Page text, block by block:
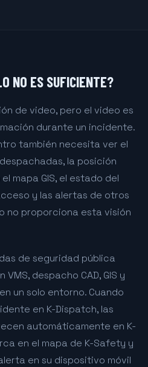
NO ES SUFICIENTE?
de video, pero el video es
durante un incidente.
también necesita ver el
la posición
mapa GIS, el estado del
y las alertas de otros
no proporciona esta visión
de seguridad pública
despacho CAD, GIS y
un solo entorno. Cuando
en K-Dispatch, las
automáticamente en K-
en el mapa de K-Safety y
en su dispositivo móvil